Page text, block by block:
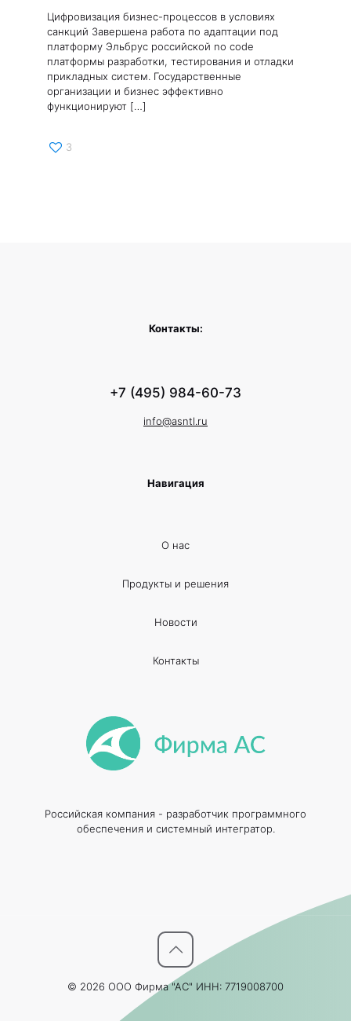
Цифровизация бизнес-процессов в условиях
санкций Завершена работа по адаптации под
платформу Эльбрус российской no code
платформы разработки, тестирования и отладки
прикладных систем. Государственные
организации и бизнес эффективно
функционируют […]
3
Контакты:
+7 (495) 984-60-73
info@asntl.ru
Навигация
О нас
Продукты и решения
Новости
Контакты
Российская компания - разработчик программного
обеспечения и системный интегратор.
© 2026 ООО Фирма "АС" ИНН: 7719008700